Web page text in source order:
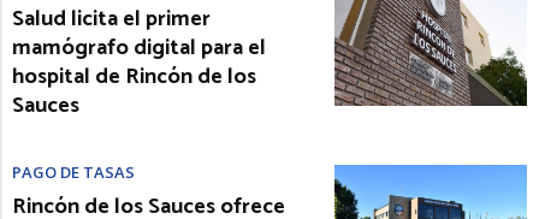
Salud licita el primer
mamógrafo digital para el
hospital de Rincón de los
Sauces
PAGO DE TASAS
Rincón de los Sauces ofrece